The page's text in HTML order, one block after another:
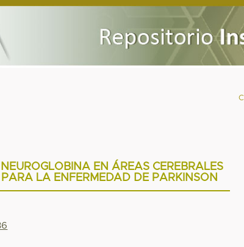
EN ÁREAS CEREBRALES
LA ENFERMEDAD DE PARKINSON